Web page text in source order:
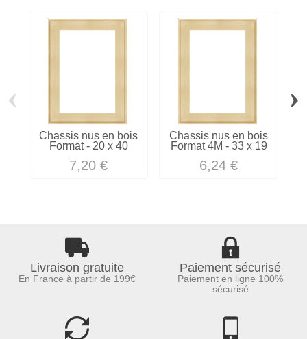
Chassis nus en bois
Format - 20 x 40
7,20 €
Chassis nus en bois
Format 4M - 33 x 19
6,24 €
‹ ›
Livraison gratuite
En France à partir de 199€
Paiement sécurisé
Paiement en ligne 100%
sécurisé